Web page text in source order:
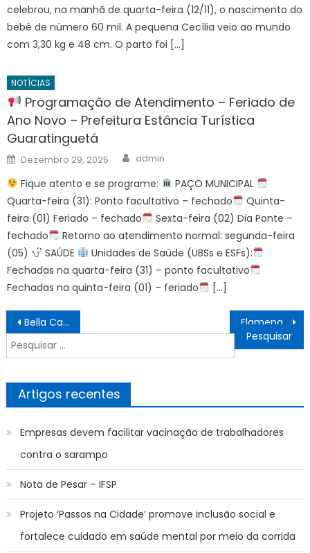
celebrou, na manhã de quarta-feira (12/11), o nascimento do
bebê de número 60 mil. A pequena Cecília veio ao mundo
com 3,30 kg e 48 cm. O parto foi […]
NOTÍCIAS
Programação de Atendimento – Feriado de
Ano Novo – Prefeitura Estância Turística
Guaratinguetá
Posted
on
Dezembro 29, 2025 Author
admin
Fique atento e se programe:
PAÇO MUNICIPAL
Quarta-feira (31): Ponto facultativo – fechado
Quinta-
feira (01) Feriado – fechado
Sexta-feira (02) Dia Ponte –
fechado
Retorno ao atendimento normal: segunda-feira
(05)
SAÚDE
Unidades de Saúde (UBSs e ESFs):
Fechadas na quarta-feira (31) – ponto facultativo
Fechadas na quinta-feira (01) – feriado
[…]
Navegação
de
artigos
Bella Campos acusa Cauã Reymond de ser agressivo e Globo recebe denúncia
Pesquisar
por:
Artigos recentes
Empresas devem facilitar vacinação de trabalhadores
contra o sarampo
Nota de Pesar – IFSP
Projeto ‘Passos na Cidade’ promove inclusão social e
fortalece cuidado em saúde mental por meio da corrida